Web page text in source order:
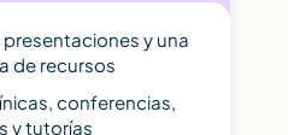
y una
de recursos
conferencias,
y tutorías